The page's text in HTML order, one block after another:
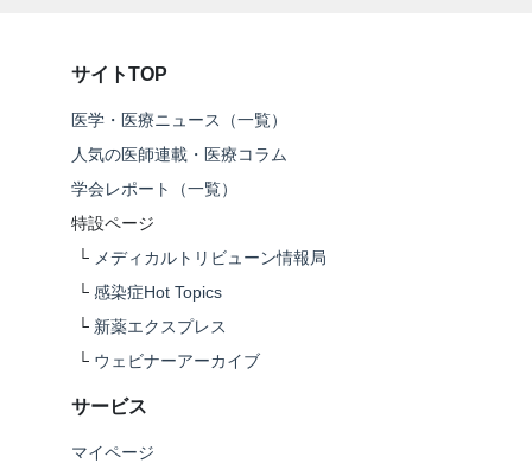
サイトTOP
医学・医療ニュース（一覧）
人気の医師連載・医療コラム
学会レポート（一覧）
特設ページ
└ メディカルトリビューン情報局
└ 感染症Hot Topics
└ 新薬エクスプレス
└ ウェビナーアーカイブ
サービス
マイページ